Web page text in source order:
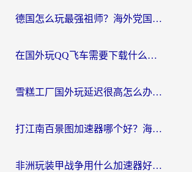
德国怎么玩最强祖师？海外党国服游戏加速器选择全攻略（附宝可梦Online实测）
在国外玩QQ飞车需要下载什么加速器呢？海外党亲测有效的国服游戏加速指南
雪糕工厂国外玩延迟很高怎么办？海外玩家国服游戏加速终极攻略（附实测推荐）
打江南百景图加速器哪个好？海外党踩坑N次后，终于找到不卡的秘诀
非洲玩装甲战争用什么加速器好？海外党亲测有效的国服游戏加速方案